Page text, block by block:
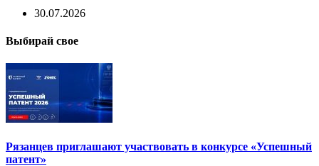
30.07.2026
Выбирай свое
Рязанцев приглашают участвовать в конкурсе «Успешный
патент»